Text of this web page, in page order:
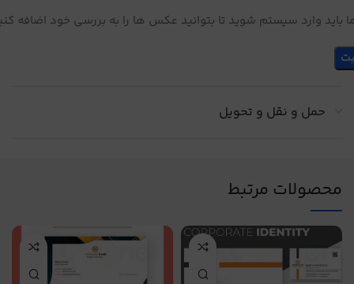
باید وارد سیستم شوید تا بتوانید عکس ها را به بررسی خود اضافه
حمل و نقل و تحویل
محصولات مرتبط